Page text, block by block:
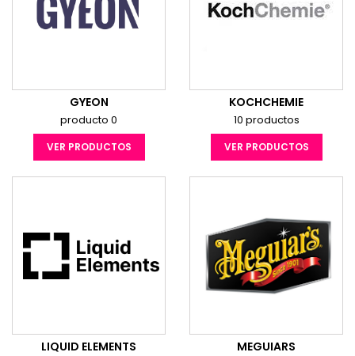
GYEON
producto 0
VER PRODUCTOS
KOCHCHEMIE
10 productos
VER PRODUCTOS
LIQUID ELEMENTS MEGUIARS